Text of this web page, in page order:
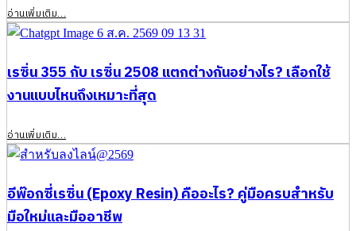
อ่านเพิ่มเติม​...
เรซิ่น 355 กับ เรซิ่น 2508 แตกต่างกันอย่างไร? เลือกใช้
งานแบบไหนถึงเหมาะที่สุด
อ่านเพิ่มเติม​...
อีพ๊อกซี่เรซิ่น (Epoxy Resin) คืออะไร? คู่มือครบสำหรับ
มือใหม่และมืออาชีพ